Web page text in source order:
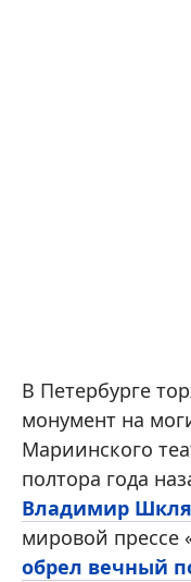
В Петербурге
монумент на
Мариинского
полтора года
Владимир
мировой прессе
обрел вечный